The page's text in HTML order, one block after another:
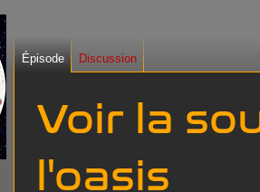
Voir la
l'oasis
Épisode Discussion